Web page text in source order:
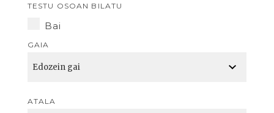
TESTU OSOAN BILATU
Bai
GAIA
ATALA